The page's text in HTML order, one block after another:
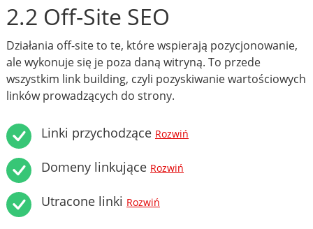
2.2 Off-Site SEO
Działania off-site to te, które wspierają pozycjonowanie,
ale wykonuje się je poza daną witryną. To przede
wszystkim link building, czyli pozyskiwanie wartościowych
linków prowadzących do strony.
Linki przychodzące Rozwiń
Domeny linkujące Rozwiń
Utracone linki Rozwiń